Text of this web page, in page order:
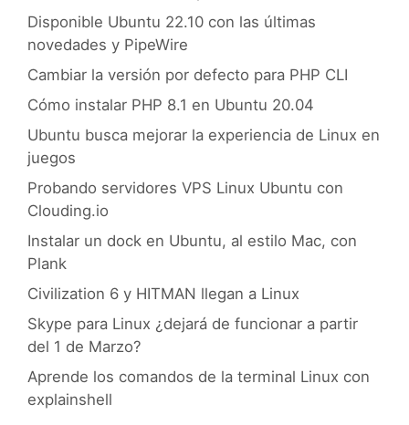
Disponible Ubuntu 22.10 con las últimas
novedades y PipeWire
Cambiar la versión por defecto para PHP CLI
Cómo instalar PHP 8.1 en Ubuntu 20.04
Ubuntu busca mejorar la experiencia de Linux en
juegos
Probando servidores VPS Linux Ubuntu con
Clouding.io
Instalar un dock en Ubuntu, al estilo Mac, con
Plank
Civilization 6 y HITMAN llegan a Linux
Skype para Linux ¿dejará de funcionar a partir
del 1 de Marzo?
Aprende los comandos de la terminal Linux con
explainshell